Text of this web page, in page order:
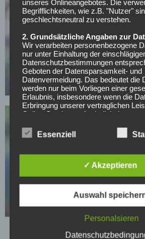
FC SCHALKE 04
Offiziell: Schalke verlängert
Vereinslegende
07.05.2026
Kaan Ayhan vor Schalke-
Gespräche sollen laufen
06.05.2026
unseres Onlineangebotes. Die
Begrifflichkeiten, wie z.B. "Nutzer"
geschlechtsneutral zu verstehen.
2. Grundsätzliche Angaben zur
Wir verarbeiten personenbezogene
nur unter Einhaltung der
Datenschutzbestimmungen
Geboten der Datensparsamkeit- und
Datenvermeidung. Das bedeutet die
werden nur beim Vorliegen einer
Erlaubnis, insbesondere wenn die
Erbringung unserer vertraglichen
Online-Services erforderlich, bzw.
Einwilligung verarbeitet.
technische Sicherheitsmaßnahmen
Stand der Technik, um sicher zu
werden und um damit die durch uns
Daten gegen zufällige oder
Manipulationen, Verlust, Zerstörung
Zugriff unberechtigter Personen zu
Inhalte, Werkzeuge oder sonstige
Essenziell
✓ Akzeptieren
Auswahl
Personalsieren